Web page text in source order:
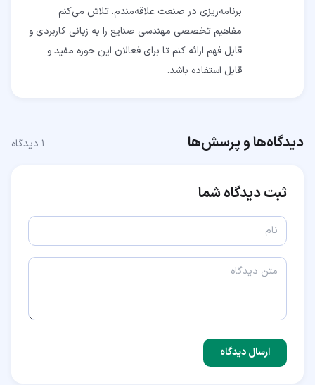
برنامه‌ریزی در صنعت علاقه‌مندم. تلاش می‌کنم
مفاهیم تخصصی مهندسی صنایع را به زبانی کاربردی و
قابل فهم ارائه کنم تا برای فعالان این حوزه مفید و
قابل استفاده باشد.
دیدگاه‌ها و پرسش‌ها ۱ دیدگاه
ثبت دیدگاه شما
ارسال دیدگاه